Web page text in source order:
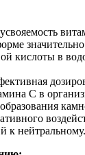
кислоты в
С в
к нейтральному.